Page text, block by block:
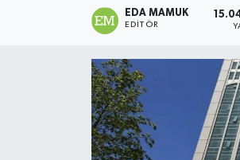
EDA MAMUK
EDITÖR
Haber Reklam
Magazin
Resmi İlanlar